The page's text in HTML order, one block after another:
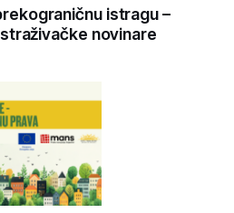
istragu –
novinare